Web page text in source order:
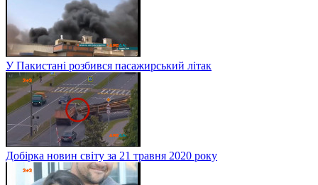
У Пакистані розбився пасажирський літак
Добірка новин світу за 21 травня 2020 року